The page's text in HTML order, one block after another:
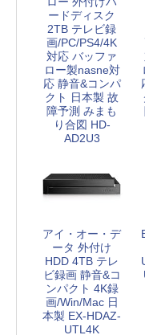
ードディスク
2TB テレビ録
画/PC/PS4/4K
対応 バッファ
ロー製nasne対
応 静音&コンパ
クト 日本製 故
障予測 みまも
り合図 HD-
AD2U3
アイ・オー・デ
ータ 外付け
HDD 4TB テレ
ビ録画 静音&コ
ンパクト 4K録
画/Win/Mac 日
本製 EX-HDAZ-
UTL4K